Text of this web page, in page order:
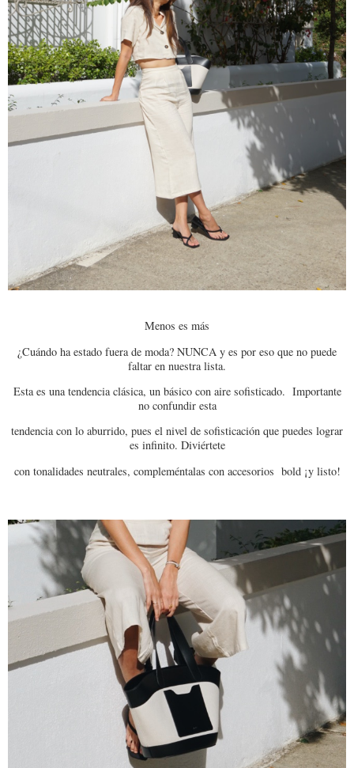
Menos es más
¿Cuándo ha estado fuera de moda? NUNCA y es por eso que no puede
faltar en nuestra lista.
Esta es una tendencia clásica, un básico con aire sofisticado. Importante
no confundir esta
tendencia con lo aburrido, pues el nivel de sofisticación que puedes lograr
es infinito. Diviértete
con tonalidades neutrales, compleméntalas con accesorios bold ¡y listo!